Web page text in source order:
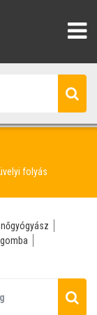
folyás
nőgyógyász